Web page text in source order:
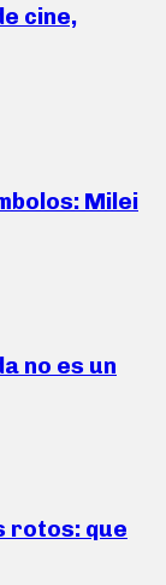
cine,
Milei
no es un
rotos: que